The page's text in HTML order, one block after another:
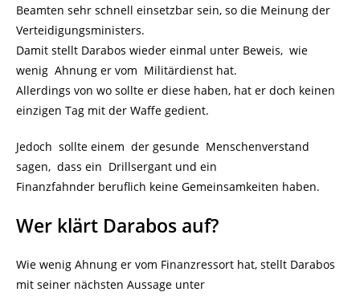
Beamten sehr schnell einsetzbar sein, so die Meinung der
Verteidigungsministers.
Damit stellt Darabos wieder einmal unter Beweis, wie
wenig Ahnung er vom Militärdienst hat.
Allerdings von wo sollte er diese haben, hat er doch keinen
einzigen Tag mit der Waffe gedient.
Jedoch sollte einem der gesunde Menschenverstand
sagen, dass ein Drillsergant und ein
Finanzfahnder beruflich keine Gemeinsamkeiten haben.
Wer klärt Darabos auf?
Wie wenig Ahnung er vom Finanzressort hat, stellt Darabos
mit seiner nächsten Aussage unter